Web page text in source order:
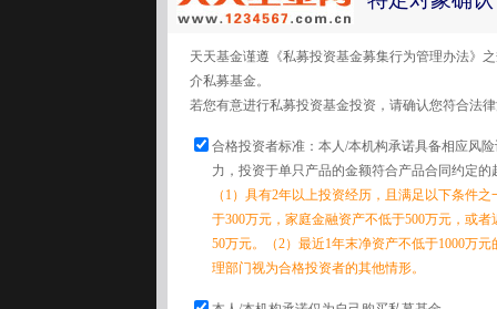
天天基金谨遵《私募投资基金募集行为管理办法》
介私募基金。
若您有意进行私募投资基金投资，请确认您符合法
合格投资者标准：本人/本机构承诺具备相应风
力，投资于单只产品的金额符合产品合同约定的
（1）具有2年以上投资经历，且满足以下条件
于300万元，家庭金融资产不低于500万元，或
50万元。（2）最近1年末净资产不低于1000万
理部门视为合格投资者的其他情形。